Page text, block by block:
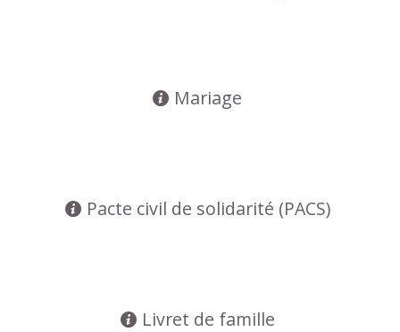
Mariage
Pacte civil de solidarité (PACS)
Livret de famille